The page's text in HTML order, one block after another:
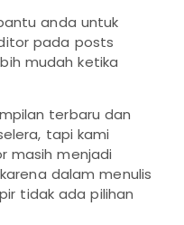
anda untuk
pada posts
mudah ketika
terbaru dan
tapi kami
masih menjadi
dalam menulis
tidak ada pilihan